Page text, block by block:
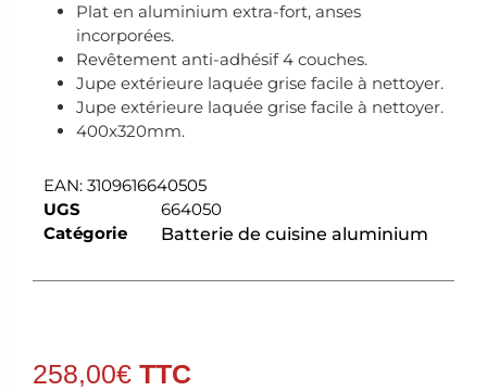
Plat en aluminium extra-fort, anses
incorporées.
Revêtement anti-adhésif 4 couches.
Jupe extérieure laquée grise facile à nettoyer.
Jupe extérieure laquée grise facile à nettoyer.
400x320mm.
EAN: 3109616640505
UGS
664050
Catégorie
Batterie de cuisine aluminium
258,00€